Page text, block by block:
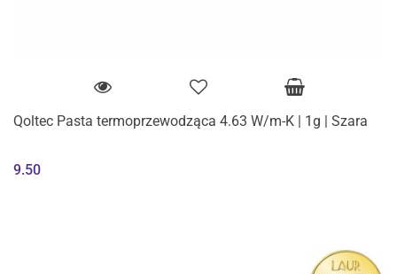
Qoltec Pasta termoprzewodząca 4.63 W/m-K | 1g | Szara
9.50